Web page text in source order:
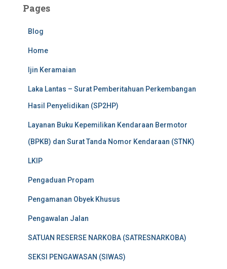
Pages
Blog
Home
Ijin Keramaian
Laka Lantas – Surat Pemberitahuan Perkembangan
Hasil Penyelidikan (SP2HP)
Layanan Buku Kepemilikan Kendaraan Bermotor
(BPKB) dan Surat Tanda Nomor Kendaraan (STNK)
LKIP
Pengaduan Propam
Pengamanan Obyek Khusus
Pengawalan Jalan
SATUAN RESERSE NARKOBA (SATRESNARKOBA)
SEKSI PENGAWASAN (SIWAS)